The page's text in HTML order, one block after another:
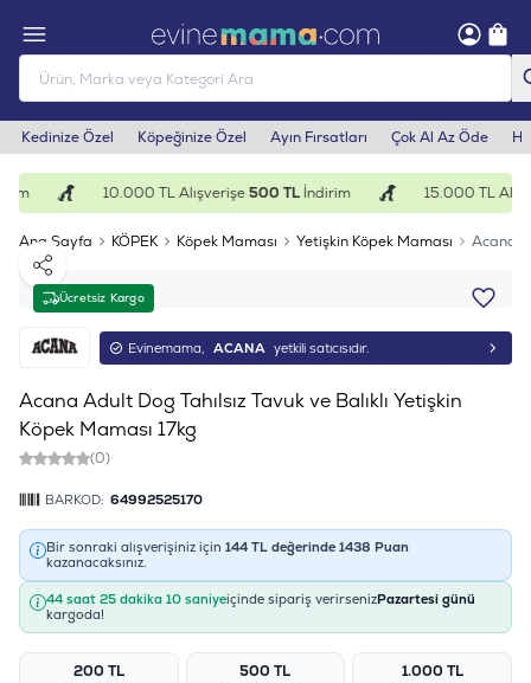
Kedinize Özel Köpeğinize Özel Ayın Fırsatları Çok Al Az Öde
10.000 TL Alışverişe500 TLİndirim 15.000 TL
Ana Sayfa KÖPEK Köpek Maması Yetişkin Köpek Maması Acana
Ücretsiz Kargo
Paylaş
Evinemama, ACANA yetkili satıcısıdır.
Acana Adult Dog Tahılsız Tavuk ve Balıklı Yetişkin
Köpek Maması 17kg
(0)
BARKOD: 64992525170
Bir sonraki alışverişiniz için 144 TL değerinde 1438 Puan
kazanacaksınız.
44 saat 25 dakika 10 saniyeiçinde sipariş verirsenizPazartesi günü
kargoda!
200 TL 500 TL 1.000 TL